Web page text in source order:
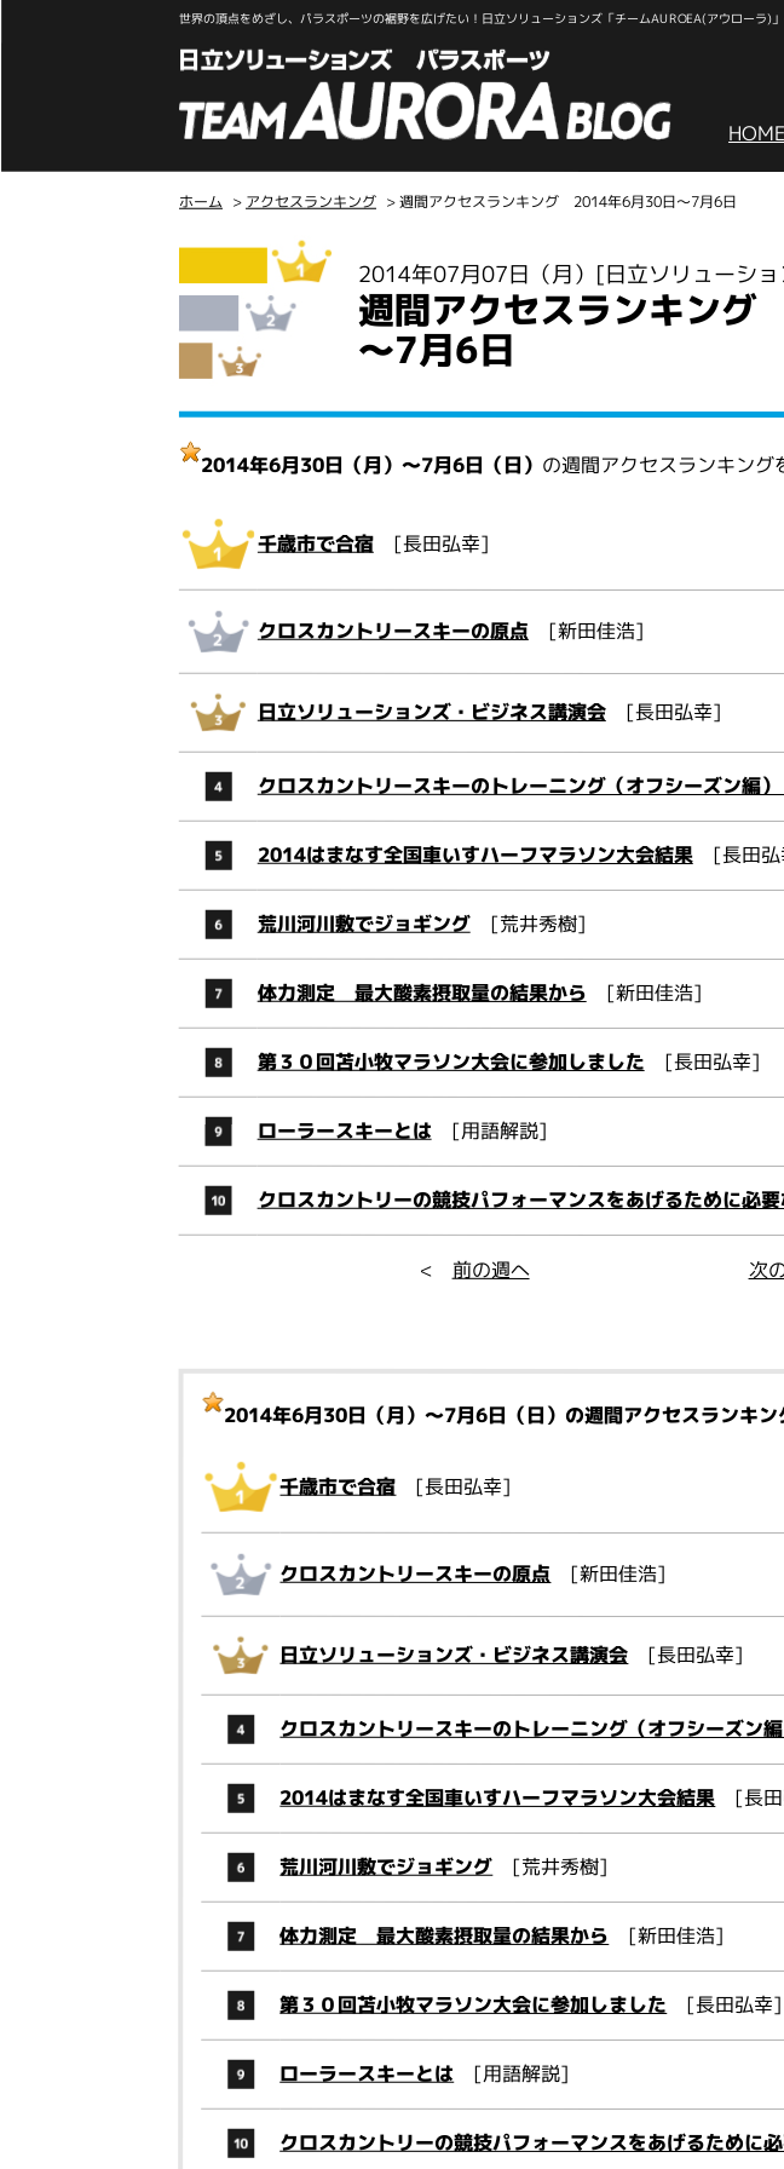
世界の頂点をめざし、パラスポーツの裾野を広げたい！日立ソリューションズ「チームAUROEA(アウローラ)
HOME
ホーム > アクセスランキング > 週間アクセスランキング 2014年6月30日～7月6日
2014年07月07日（月） [日立ソリューシ
週間アクセスランキン
～7月6日
2014年6月30日（月）～7月6日（日） の週間アクセスランキング
千歳市で合宿[長田弘幸]
クロスカントリースキーの原点 [新田佳浩]
日立ソリューションズ・ビジネス講演会[長田弘幸]
クロスカントリースキーのトレーニング（オフシーズン編）
2014はまなす全国車いすハーフマラソン大会結果[長田弘
荒川河川敷でジョギング[荒井秀樹]
体力測定 最大酸素摂取量の結果から [新田佳浩]
第３０回苫小牧マラソン大会に参加しました [長田弘幸]
ローラースキーとは [用語解説]
クロスカントリーの競技パフォーマンスをあげるために必要
< 前の週へ 次
2014年6月30日（月）～7月6日（日） の週間アクセスランキン
千歳市で合宿 [長田弘幸]
クロスカントリースキーの原点 [新田佳浩]
日立ソリューションズ・ビジネス講演会 [長田弘幸]
クロスカントリースキーのトレーニング（オフシーズン
2014はまなす全国車いすハーフマラソン大会結果 [長
荒川河川敷でジョギング [荒井秀樹]
体力測定 最大酸素摂取量の結果から [新田佳浩]
第３０回苫小牧マラソン大会に参加しました [長田弘幸]
ローラースキーとは [用語解説]
クロスカントリーの競技パフォーマンスをあげるために